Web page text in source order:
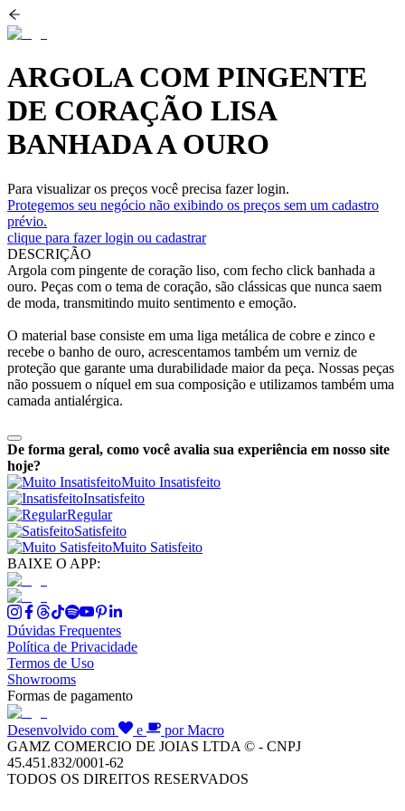
ARGOLA COM PINGENTE
DE CORAÇÃO LISA
BANHADA A OURO
Para visualizar os preços você precisa fazer login.
Protegemos seu negócio não exibindo os preços sem um cadastro
prévio.
clique para fazer login ou cadastrar
DESCRIÇÃO
Argola com pingente de coração liso, com fecho click banhada a
ouro. Peças com o tema de coração, são clássicas que nunca saem
de moda, transmitindo muito sentimento e emoção.
O material base consiste em uma liga metálica de cobre e zinco e
recebe o banho de ouro, acrescentamos também um verniz de
proteção que garante uma durabilidade maior da peça. Nossas peças
não possuem o níquel em sua composição e utilizamos também uma
camada antialérgica.
De forma geral, como você avalia sua experiência em nosso site
hoje?
Muito Insatisfeito
Insatisfeito
Regular
Satisfeito
Muito Satisfeito
BAIXE O APP:
Dúvidas Frequentes
Política de Privacidade
Termos de Uso
Showrooms
Formas de pagamento
Desenvolvido com e
por Macro
GAMZ COMERCIO DE JOIAS LTDA © - CNPJ
45.451.832/0001-62
TODOS OS DIREITOS RESERVADOS